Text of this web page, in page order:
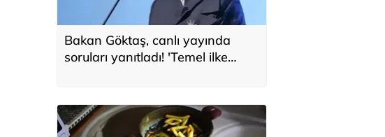
Bakan Göktaş, canlı yayında
soruları yanıtladı! 'Temel ilke